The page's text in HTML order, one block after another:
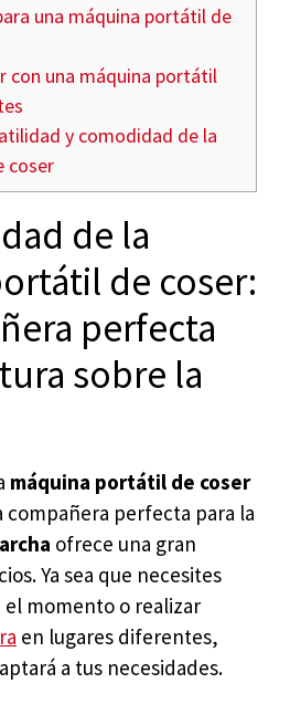
una máquina portátil de
con una máquina portátil
y comodidad de la
coser
de la
de coser:
perfecta
sobre la
máquina portátil de coser
compañera perfecta para la
ofrece una gran
Ya sea que necesites
momento o realizar
en lugares diferentes,
a tus necesidades.